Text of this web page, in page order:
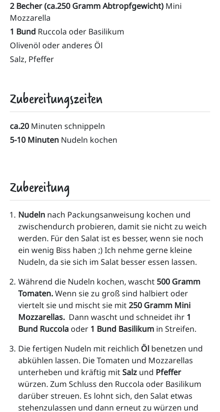
2 Becher (ca.250 Gramm Abtropfgewicht) Mini
Mozzarella
1 Bund Ruccola oder Basilikum
Olivenöl oder anderes Öl
Salz, Pfeffer
Zubereitungszeiten
ca.20 Minuten schnippeln
5-10 Minuten Nudeln kochen
Zubereitung
Nudeln nach Packungsanweisung kochen und
zwischendurch probieren, damit sie nicht zu weich
werden. Für den Salat ist es besser, wenn sie noch
ein wenig Biss haben ;) Ich nehme gerne kleine
Nudeln, da sie sich im Salat besser essen lassen.
Während die Nudeln kochen, wascht 500 Gramm
Tomaten. Wenn sie zu groß sind halbiert oder
viertelt sie und mischt sie mit 250 Gramm Mini
Mozzarellas. Dann wascht und schneidet ihr 1
Bund Ruccola oder 1 Bund Basilikum in Streifen.
Die fertigen Nudeln mit reichlich Öl benetzen und
abkühlen lassen. Die Tomaten und Mozzarellas
unterheben und kräftig mit Salz und Pfeffer
würzen. Zum Schluss den Ruccola oder Basilikum
darüber streuen. Es lohnt sich, den Salat etwas
stehenzulassen und dann erneut zu würzen und